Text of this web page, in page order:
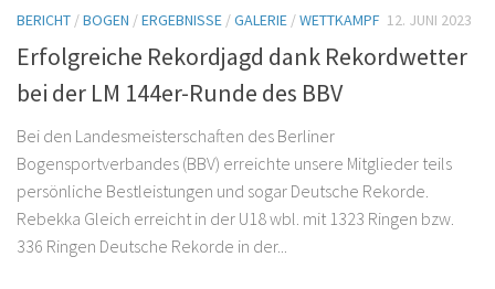
BERICHT /BOGEN /ERGEBNISSE /GALERIE /WETTKAMPF 12. JUNI 2023
Erfolgreiche Rekordjagd dank Rekordwetter
bei der LM 144er-Runde des BBV
Bei den Landesmeisterschaften des Berliner
Bogensportverbandes (BBV) erreichte unsere Mitglieder teils
persönliche Bestleistungen und sogar Deutsche Rekorde.
Rebekka Gleich erreicht in der U18 wbl. mit 1323 Ringen bzw.
336 Ringen Deutsche Rekorde in der...